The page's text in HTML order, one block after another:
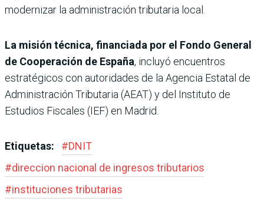
modernizar la administración tributaria local.
La misión técnica, financiada por el Fondo General
de Cooperación de España, incluyó encuentros
estratégicos con autoridades de la Agencia Estatal de
Administración Tributaria (AEAT) y del Instituto de
Estudios Fiscales (IEF) en Madrid.
Etiquetas: #DNIT
#direccion nacional de ingresos tributarios
#instituciones tributarias